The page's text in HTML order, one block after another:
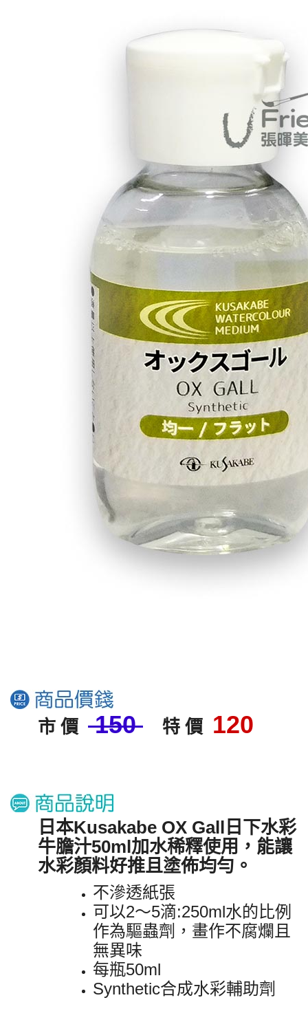
市 價 150 特 價 120
日本Kusakabe OX Gall日下水彩
牛膽汁50ml加水稀釋使用，能讓
水彩顏料好推且塗佈均勻。
不滲透紙張
可以2～5滴:250ml水的比例
作為驅蟲劑，畫作不腐爛且
無異味
每瓶50ml
Synthetic合成水彩輔助劑